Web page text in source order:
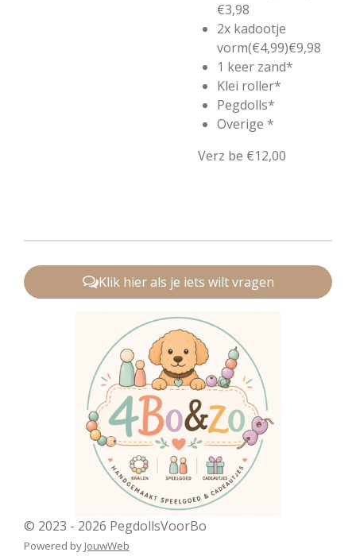
€3,98
2x kadootje
vorm(€4,99)€9,98
1 keer zand*
Klei roller*
Pegdolls*
Overige *
Verz be €12,00
Klik hier als je iets wilt vragen
© 2023 - 2026 PegdollsVoorBo
Powered by JouwWeb